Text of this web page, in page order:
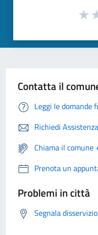
Contatta il
Leggi le domande
Richiedi Assistenza
Chiama il
Prenota un
Problemi in città
Segnala disservizio